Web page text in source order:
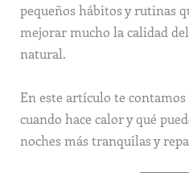
pequeños hábitos y rutinas
mejorar mucho la calidad
natural.
En este artículo te
cuando hace calor y qué
noches más tranquilas y